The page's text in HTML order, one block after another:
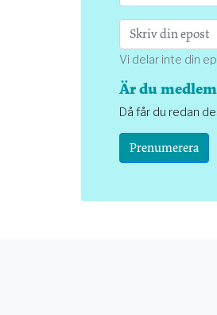
Vi delar inte din
Är du
Då får du redan
Prenumerera